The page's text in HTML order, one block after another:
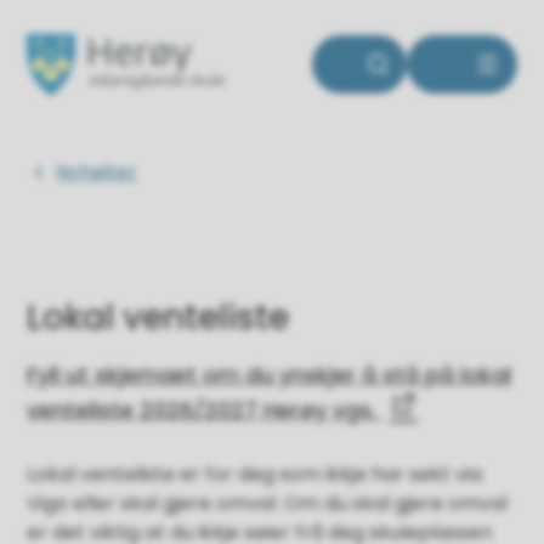
Herøy vidaregåande skule
Du er her:
Nyheiter
Lokal venteliste
Fyll ut skjemaet om du ynskjer å stå på lokal
venteliste 2026/2027 Herøy vgs.
Lokal venteliste er for deg som ikkje har søkt via
Vigo eller skal gjere omval. Om du skal gjere omval
er det viktig at du ikkje seier frå deg skuleplassen